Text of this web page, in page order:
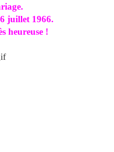
juillet 1966.
heureuse !